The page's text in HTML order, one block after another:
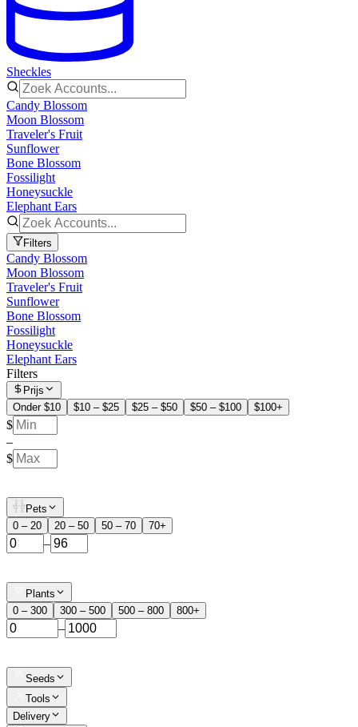
Sheckles
Candy Blossom
Moon Blossom
Traveler's Fruit
Sunflower
Bone Blossom
Fossilight
Honeysuckle
Elephant Ears
Filters
Candy Blossom
Moon Blossom
Traveler's Fruit
Sunflower
Bone Blossom
Fossilight
Honeysuckle
Elephant Ears
Filters
Prijs
Onder $10
$10 – $25 $25 – $50 $50 – $100 $100+
$
–
$
Pets
0 – 20
20 – 50 50 – 70 70+
–
Plants
0 – 300
300 – 500 500 – 800 800+
–
Seeds
Tools
Delivery